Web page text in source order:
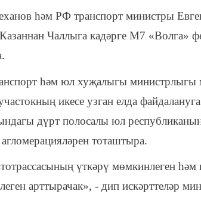
һәм РФ транспорт министры
Чаллыга кадәрге М7 «Волга»
һәм юл хуҗалыгы министрлыгы
икесе узган елда файдалануга
дүрт полосалы юл
тоташтыра.
үткәрү мөмкинлеген һәм
арттырачак», - дип искәрттеләр